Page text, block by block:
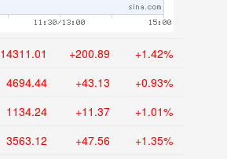
14311.01 +200.89 +1.42%
4694.44 +43.13 +0.93%
1134.24 +11.37 +1.01%
3563.12 +47.56 +1.35%